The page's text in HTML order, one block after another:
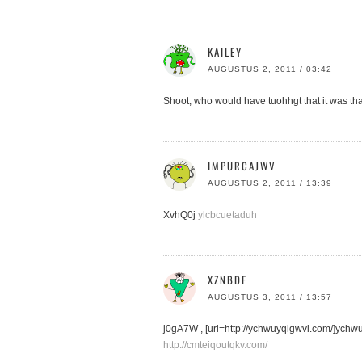
KAILEY
AUGUSTUS 2, 2011 / 03:42
Shoot, who would have tuohhgt that it was
IMPURCAJWV
AUGUSTUS 2, 2011 / 13:39
XvhQ0j ylcbcuetaduh
XZNBDF
AUGUSTUS 3, 2011 / 13:57
j0gA7W , [url=http://ychwuyqlgwvi.com/
http://cmteiqoutqkv.com/